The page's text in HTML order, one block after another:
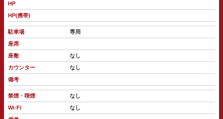
HP
HP(携帯)
駐車場
専用
座席
座敷
なし
カウンター
なし
備考
禁煙・喫煙
なし
Wi-Fi
なし